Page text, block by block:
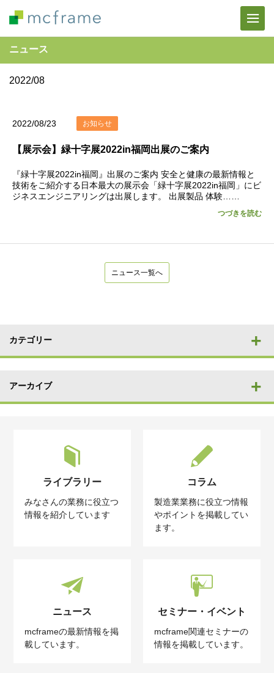
ニュース
2022/08
2022/08/23 お知らせ
【展示会】緑十字展2022in福岡出展のご案内
『緑十字展2022in福岡』出展のご案内 安全と健康の最新情報と
技術をご紹介する日本最大の展示会「緑十字展2022in福岡」にビ
ジネスエンジニアリングは出展します。 出展製品 体験……
つづきを読む
ニュース一覧へ
カテゴリー
アーカイブ
ライブラリー
みなさんの業務に役立つ
情報を紹介しています
コラム
製造業業務に役立つ情報
やポイントを掲載してい
ます。
ニュース
mcframeの最新情報を掲
載しています。
セミナー・イベント
mcframe関連セミナーの
情報を掲載しています。